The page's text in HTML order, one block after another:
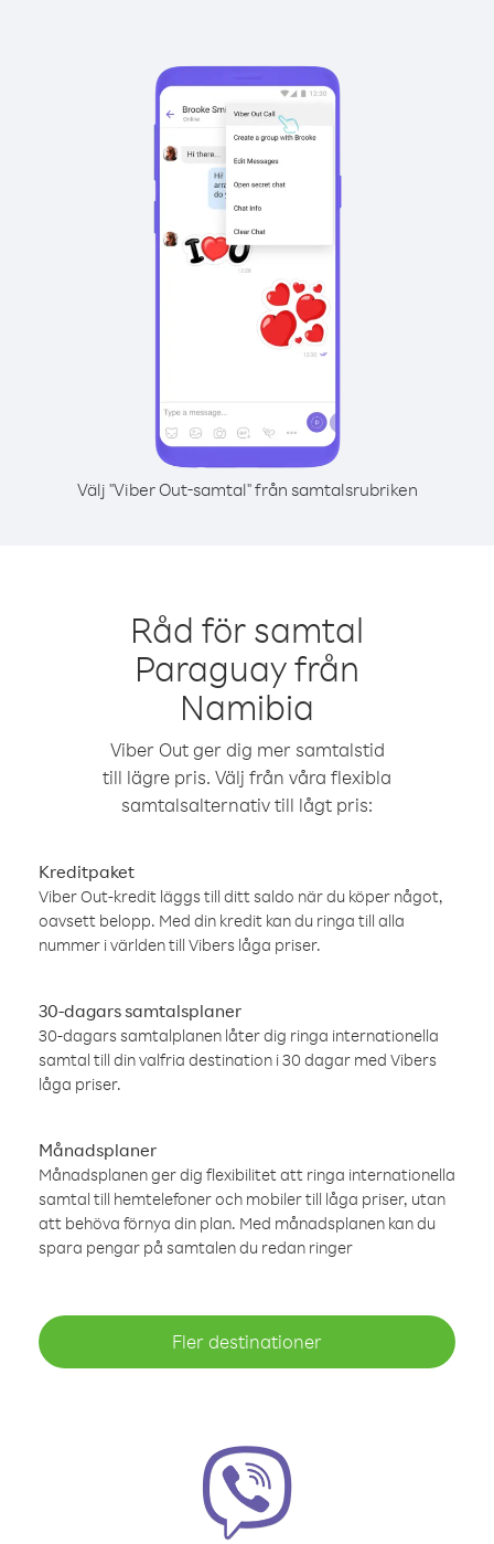
Välj "Viber Out-samtal" från samtalsrubriken
Råd för samtal
Paraguay från
Namibia
Viber Out ger dig mer samtalstid
till lägre pris. Välj från våra flexibla
samtalsalternativ till lågt pris:
Kreditpaket
Viber Out-kredit läggs till ditt saldo när du köper något,
oavsett belopp. Med din kredit kan du ringa till alla
nummer i världen till Vibers låga priser.
30-dagars samtalsplaner
30-dagars samtalplanen låter dig ringa internationella
samtal till din valfria destination i 30 dagar med Vibers
låga priser.
Månadsplaner
Månadsplanen ger dig flexibilitet att ringa internationella
samtal till hemtelefoner och mobiler till låga priser, utan
att behöva förnya din plan. Med månadsplanen kan du
spara pengar på samtalen du redan ringer
Fler destinationer